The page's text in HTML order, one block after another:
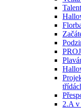
2.A v